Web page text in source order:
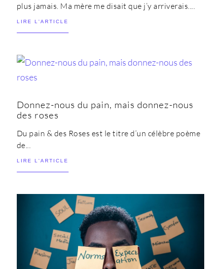
plus jamais. Ma mère me disait que j’y arriverais....
LIRE L'ARTICLE
Donnez-nous du pain, mais donnez-nous
des roses
Du pain & des Roses est le titre d’un célèbre poème
de...
LIRE L'ARTICLE